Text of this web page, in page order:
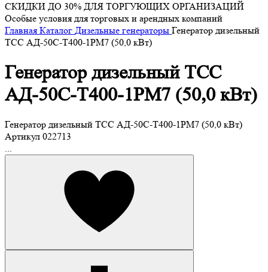
СКИДКИ ДО 30% ДЛЯ ТОРГУЮЩИХ ОРГАНИЗАЦИЙ
Особые условия для торговых и арендных компаний
Главная Каталог Дизельные генераторы Генератор дизельный
ТСС АД-50С-Т400-1РМ7 (50,0 кВт)
Генератор дизельный ТСС
АД-50С-Т400-1РМ7 (50,0 кВт)
Генератор дизельный ТСС АД-50С-Т400-1РМ7 (50,0 кВт)
Артикул 022713
...